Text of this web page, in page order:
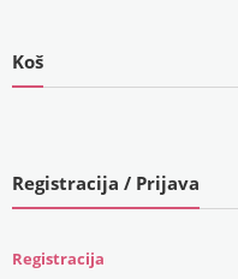
Koš
Registracija / Prijava
Registracija